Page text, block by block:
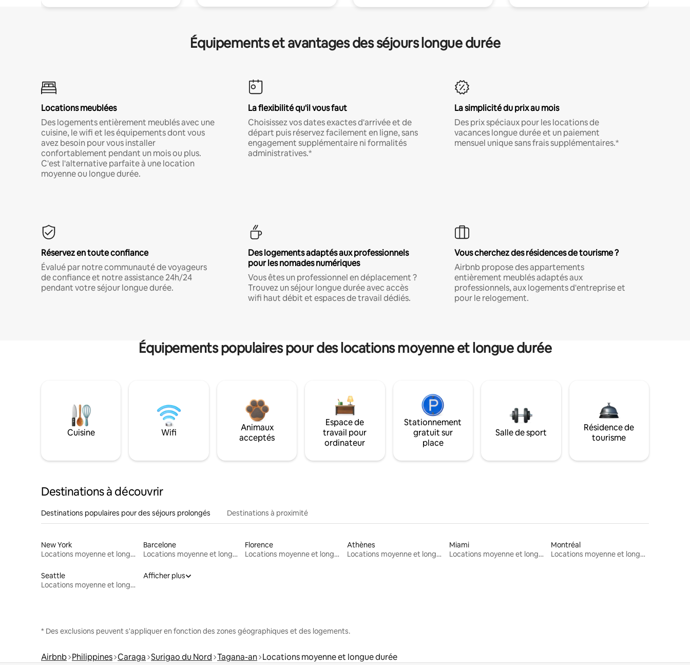
Équipements et avantages des séjours longue durée
Locations meublées
Des logements entièrement meublés avec une
cuisine, le wifi et les équipements dont vous
avez besoin pour vous installer
confortablement pendant un mois ou plus.
C'est l'alternative parfaite à une location
moyenne ou longue durée.
La flexibilité qu'il vous faut
Choisissez vos dates exactes d'arrivée et de
départ puis réservez facilement en ligne, sans
engagement supplémentaire ni formalités
administratives.*
La simplicité du prix au mois
Des prix spéciaux pour les locations de
vacances longue durée et un paiement
mensuel unique sans frais supplémentaires.*
Réservez en toute confiance
Évalué par notre communauté de voyageurs
de confiance et notre assistance 24h/24
pendant votre séjour longue durée.
Des logements adaptés aux professionnels
pour les nomades numériques
Vous êtes un professionnel en déplacement ?
Trouvez un séjour longue durée avec accès
wifi haut débit et espaces de travail dédiés.
Vous cherchez des résidences de tourisme ?
Airbnb propose des appartements
entièrement meublés adaptés aux
professionnels, aux logements d'entreprise et
pour le relogement.
Équipements populaires pour des locations moyenne et longue durée
Cuisine Wifi
Animaux
acceptés
Espace de
travail pour
ordinateur
Stationnement
gratuit sur
place
Salle de sport
Résidence de
tourisme
Destinations à découvrir
Destinations populaires pour des séjours prolongés Destinations à proximité
New York
Locations moyenne et longue durée
Barcelone
Locations moyenne et longue durée
Florence
Locations moyenne et longue durée
Athènes
Locations moyenne et longue durée
Miami
Locations moyenne et longue durée
Montréal
Locations moyenne et longue durée
Seattle
Locations moyenne et longue durée
Afficher plus
* Des exclusions peuvent s'appliquer en fonction des zones géographiques et des logements.
Airbnb Philippines Caraga Surigao du Nord Tagana-an Locations moyenne et longue durée